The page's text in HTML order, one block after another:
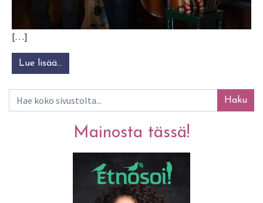
[…]
Lue lisää…
Haku
Mainosta tässä!